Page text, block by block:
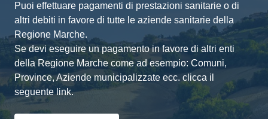
Puoi effettuare pagamenti di prestazioni sanitarie o di
altri debiti in favore di tutte le aziende sanitarie della
Regione Marche.
Se devi eseguire un pagamento in favore di altri enti
della Regione Marche come ad esempio: Comuni,
Province, Aziende municipalizzate ecc. clicca il
seguente link.